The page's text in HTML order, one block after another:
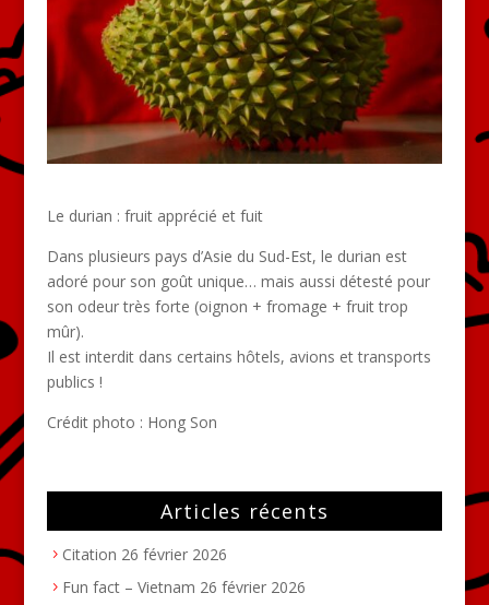
Le durian : fruit apprécié et fuit
Dans plusieurs pays d’Asie du Sud-Est, le durian est
adoré pour son goût unique… mais aussi détesté pour
son odeur très forte (oignon + fromage + fruit trop
mûr).
Il est interdit dans certains hôtels, avions et transports
publics !
Crédit photo : Hong Son
Articles récents
Citation 26 février 2026
Fun fact – Vietnam 26 février 2026